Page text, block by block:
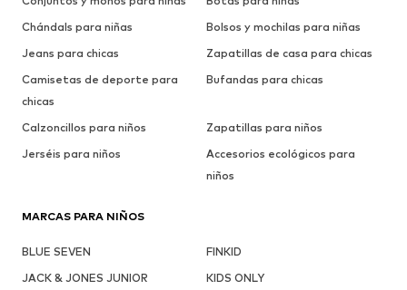
Chándals para niñas
Bolsos y mochilas para niñas
Jeans para chicas
Zapatillas de casa para chicas
Camisetas de deporte para
chicas
Bufandas para chicas
Calzoncillos para niños
Zapatillas para niños
Jerséis para niños
Accesorios ecológicos para
niños
MARCAS PARA NIÑOS
BLUE SEVEN
FINKID
JACK & JONES JUNIOR
KIDS ONLY